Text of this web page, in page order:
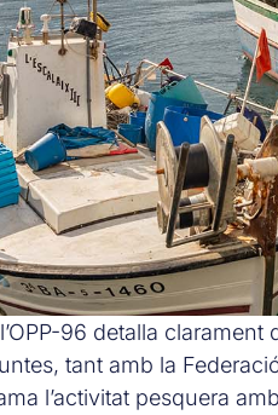
96 detalla
tant amb la
l’activitat pesquera